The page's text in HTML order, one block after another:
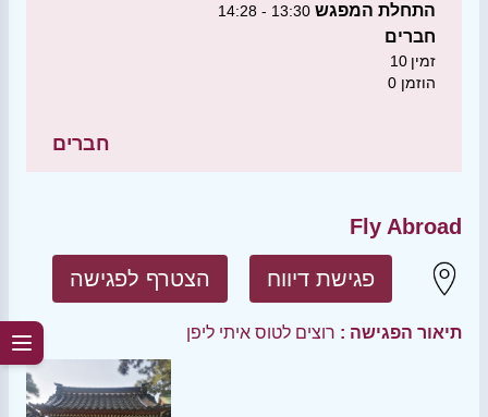
התחלת המפגש 13:30 - 14:28
חברים
10 זמין
0 הוזמן
חברים
Fly Abroad
הצטרף לפגישה פגישת דיווח
תיאור הפגישה : רוצים לטוס איתי ליפן